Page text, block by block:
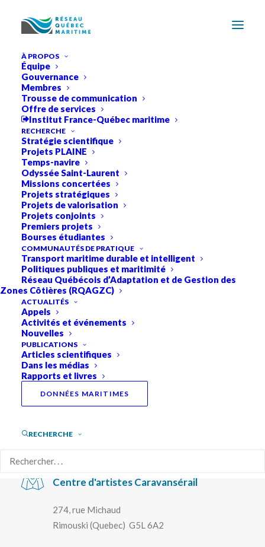
À PROPOS
Équipe
Gouvernance
Membres
Trousse de communication
Offre de services
Institut France-Québec maritime
RECHERCHE
Stratégie scientifique
Projets PLAINE
Temps-navire
Odyssée Saint-Laurent
Missions concertées
Projets stratégiques
Projets de valorisation
Projets conjoints
Premiers projets
Bourses étudiantes
COMMUNAUTÉS DE PRATIQUE
Transport maritime durable et intelligent
Politiques publiques et maritimité
Réseau Québécois d’Adaptation et de Gestion des
Zones Côtières (RQAGZC)
ACTUALITÉS
Appels
Activités et événements
Nouvelles
PUBLICATIONS
Articles scientifiques
Dans les médias
Rapports et livres
DONNÉES MARITIMES
RECHERCHE
Baie de Disko, Groenland, 2025, Radarsat Constellation Mission
(RCM), imagerie SAR. © Agence Spatiale Canadienne
Glace à l’eau
Aux marges des glaciers
Vernissage de l’exposition
Jeudi 21 mai 2026 à 17h
Centre d'artistes Caravansérail
274, rue Michaud
Rimouski (Quebec) G5L 6A2